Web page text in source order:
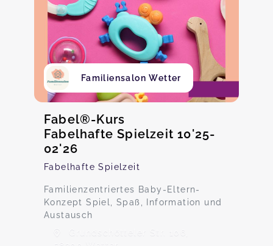
Familiensalon Wetter
Fabel®-Kurs
Fabelhafte Spielzeit 10'25-
02'26
Fabelhafte Spielzeit
Familienzentriertes Baby-Eltern-
Konzept Spiel, Spaß, Information und
Austausch
Grundschötteler Str. 106,